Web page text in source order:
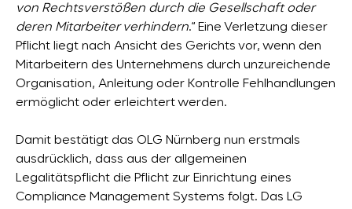
von Rechtsverstößen durch die Gesellschaft oder
deren Mitarbeiter verhindern.“ Eine Verletzung dieser
Pflicht liegt nach Ansicht des Gerichts vor, wenn den
Mitarbeitern des Unternehmens durch unzureichende
Organisation, Anleitung oder Kontrolle Fehlhandlungen
ermöglicht oder erleichtert werden.
Damit bestätigt das OLG Nürnberg nun erstmals
ausdrücklich, dass aus der allgemeinen
Legalitätspflicht die Pflicht zur Einrichtung eines
Compliance Management Systems folgt. Das LG